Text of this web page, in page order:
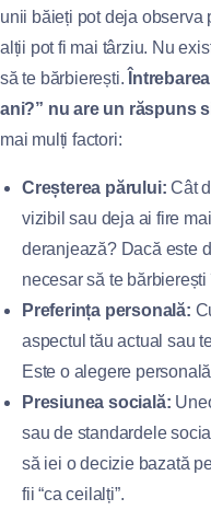
unii băieți pot deja observa
alții pot fi mai târziu. Nu
să te bărbierești.
ani?” nu are un răspuns
mai mulți factori:
Creșterea părului: Cât
vizibil sau deja ai fire
deranjează? Dacă este
necesar să te bărbierești
Preferința personală:
aspectul tău actual sau
Este o alegere
Presiunea socială:
sau de standardele
să iei o decizie bazată
fii “ca ceilalți”.